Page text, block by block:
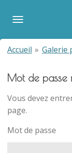
au
principal
Accueil » Galerie
Mot de passe
Vous devez
page.
Mot de passe